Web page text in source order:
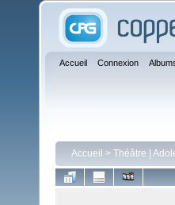
Accueil Connexion
Accueil > Théâtre |